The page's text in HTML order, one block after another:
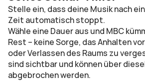
Stelle ein, dass deine Musik nach
Zeit automatisch stoppt.
Wähle eine Dauer aus und MBC
Rest – keine Sorge, das Anhalten
oder Verlassen des Raums zu
sind sichtbar und können über
abgebrochen werden.